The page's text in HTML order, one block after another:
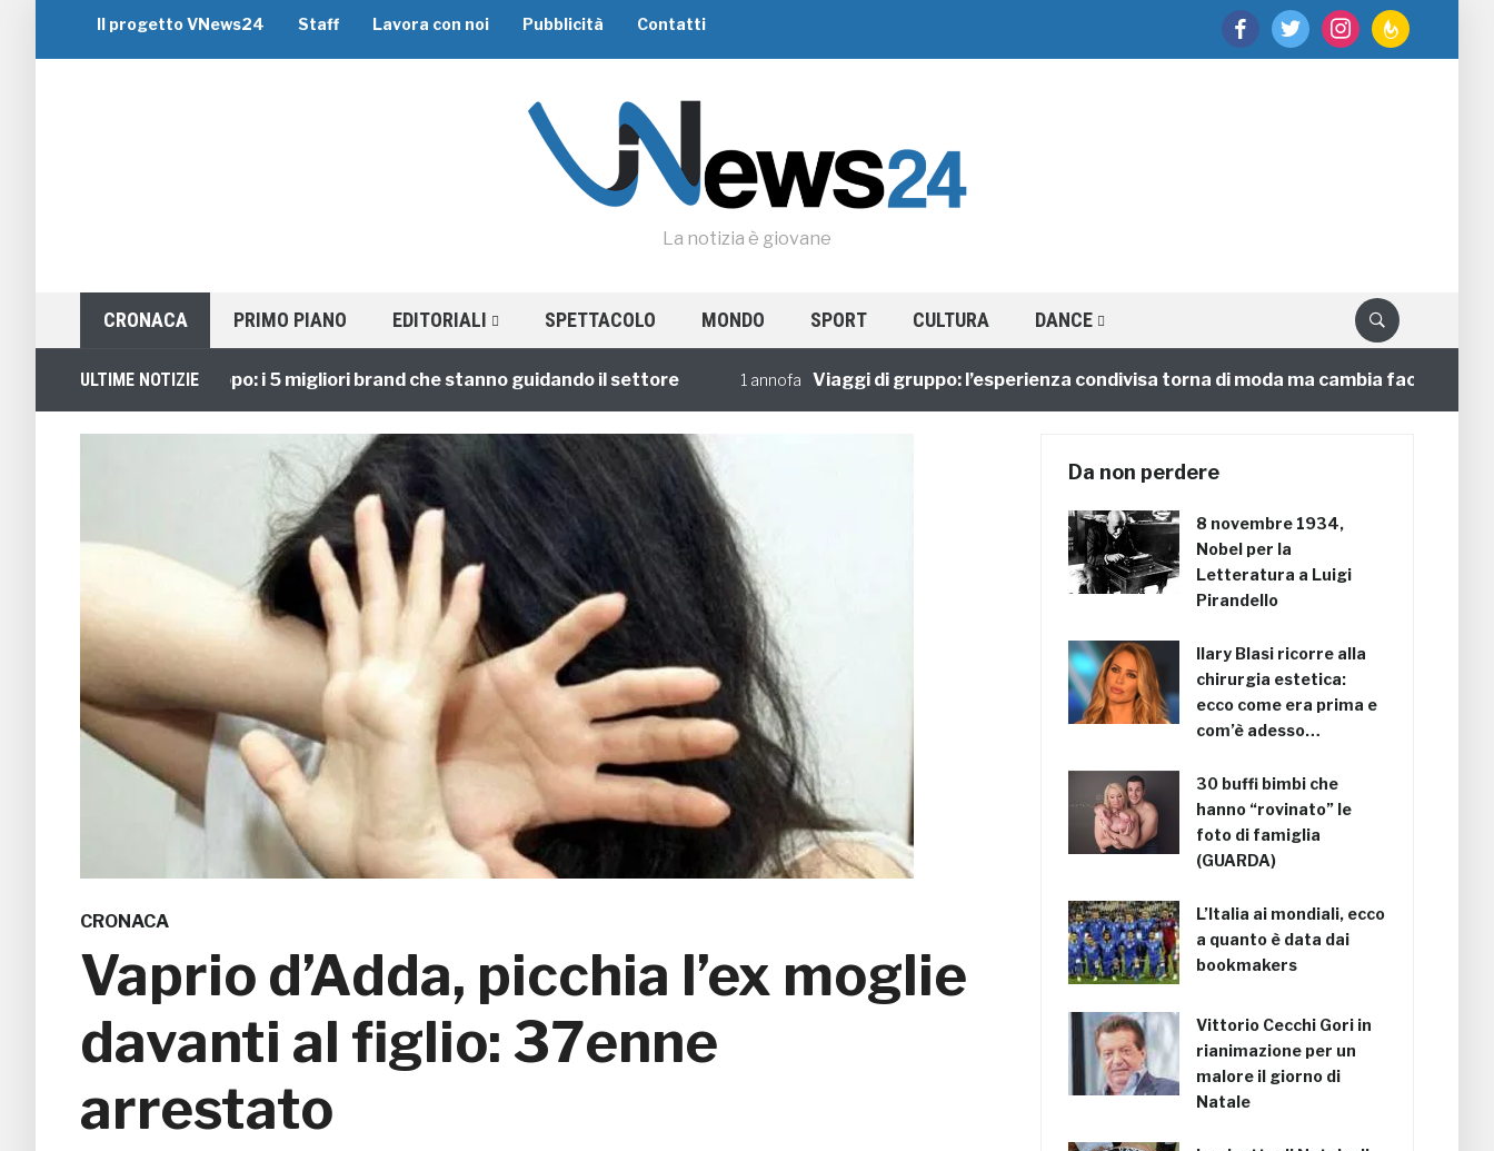
facebooktwitter instagramfeedburner
Il progetto VNews24 Staff Lavora con noi Pubblicità Contatti
La notizia è giovane
CRONACA PRIMO PIANO EDITORIALI SPETTACOLO MONDO SPORT CULTURA DANCE
ULTIME NOTIZIE
Viaggi di Gruppo: i 5 migliori brand che stanno guidando il settore 1 annofa Viaggi di gruppo: l’esperienza condivisa torna di moda ma cambia faccia
CRONACA
Vaprio d’Adda, picchia l’ex moglie
davanti al figlio: 37enne
arrestato
Da non perdere
8 novembre 1934,
Nobel per la
Letteratura a Luigi
Pirandello
Ilary Blasi ricorre alla
chirurgia estetica:
ecco come era prima e
com’è adesso…
30 buffi bimbi che
hanno “rovinato” le
foto di famiglia
(GUARDA)
L’Italia ai mondiali, ecco
a quanto è data dai
bookmakers
Vittorio Cecchi Gori in
rianimazione per un
malore il giorno di
Natale